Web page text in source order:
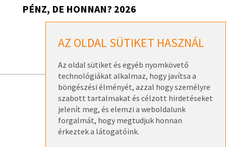
AZ OLDAL SÜTIKET HASZNÁL
Az oldal sütiket és egyéb nyomkövető
technológiákat alkalmaz, hogy javítsa a
böngészési élményét, azzal hogy személyre
szabott tartalmakat és célzott hirdetéseket
jelenít meg, és elemzi a weboldalunk
forgalmát, hogy megtudjuk honnan
érkeztek a látogatóink.
PÉNZ, DE HONNAN? 2026
2026. szeptember 17.
ELÉRHETŐSÉGEK
ADATKEZELÉSI TÁJÉKOZTATÓK